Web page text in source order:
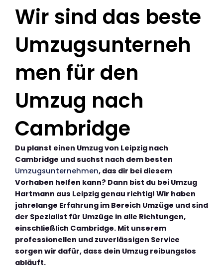
Wir sind das beste
Umzugsunterneh
men für den
Umzug nach
Cambridge
Du planst einen Umzug von Leipzig nach
Cambridge und suchst nach dem besten
Umzugsunternehmen, das dir bei diesem
Vorhaben helfen kann? Dann bist du bei Umzug
Hartmann aus Leipzig genau richtig! Wir haben
jahrelange Erfahrung im Bereich Umzüge und sind
der Spezialist für Umzüge in alle Richtungen,
einschließlich Cambridge. Mit unserem
professionellen und zuverlässigen Service
sorgen wir dafür, dass dein Umzug reibungslos
abläuft.